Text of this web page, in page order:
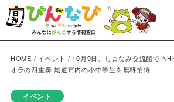
HOME / イベント / 10月9日、しまなみ交流館で
オラの四重奏 尾道市内の小中学生を無料招待
イベント